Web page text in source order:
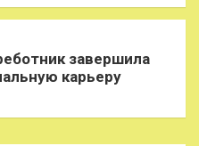
завершила
карьеру